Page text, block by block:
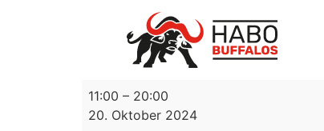
11:00 – 20:00
20. Oktober 2024